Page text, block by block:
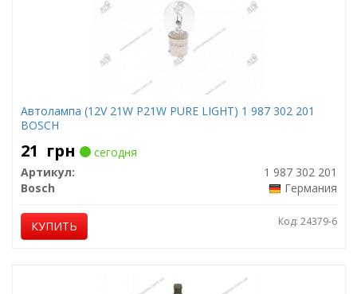
Автолампа (12V 21W P21W PURE LIGHT) 1 987 302 201
BOSCH
21 грн
сегодня
Артикул:
1 987 302 201
Bosch
Германия
КУПИТЬ Код: 24379-6